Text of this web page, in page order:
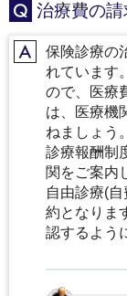
Q 治療費の請
A保険診療の
れています
ので、医療
は、医療機
ねましょう。
診療報酬制
関をご案内
自由診療(
約となりま
認するよう